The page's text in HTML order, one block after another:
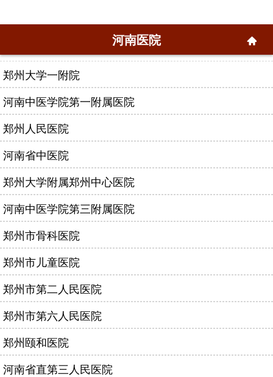
河南医院
郑州大学一附院
河南中医学院第一附属医院
郑州人民医院
河南省中医院
郑州大学附属郑州中心医院
河南中医学院第三附属医院
郑州市骨科医院
郑州市儿童医院
郑州市第二人民医院
郑州市第六人民医院
郑州颐和医院
河南省直第三人民医院